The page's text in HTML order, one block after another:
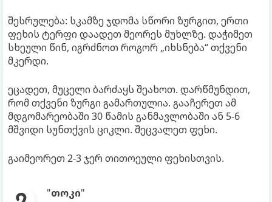
შესრულება: სკამზე ჯდომა სწორი ზურგით, ერთი
ფეხის ტერფი დაადეთ მეორეს მუხლზე. დაჭიმეთ
სხეული წინ, იგრძნოთ როგორ „იხსნება“ თქვენი
მკერდი.
ეცადეთ, მუცელი ბარძაყს შეახოთ. დარწმუნდით,
რომ თქვენი ზურგი გამართულია. გააჩერეთ ამ
მდგომარეობაში 30 წამის განმავლობაში ან 5-6
მშვიდი სუნთქვის ციკლი. შეცვალეთ ფეხი.
გაიმეორეთ 2-3 ჯერ თითოეული ფეხისთვის.
"თოკი"